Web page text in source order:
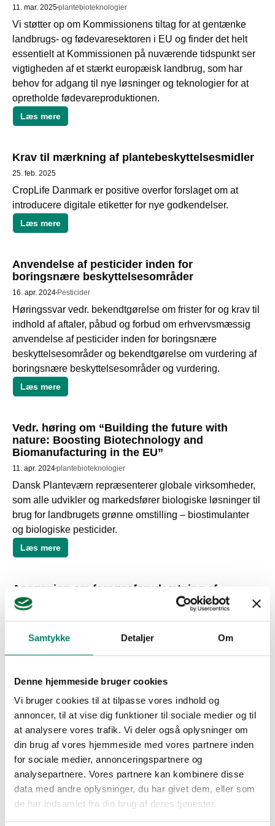
Samtykke Detaljer Om
Denne hjemmeside bruger cookies
Vi bruger cookies til at tilpasse vores indhold og
annoncer, til at vise dig funktioner til sociale medier og til
at analysere vores trafik. Vi deler også oplysninger om
din brug af vores hjemmeside med vores partnere inden
for sociale medier, annonceringspartnere og
analysepartnere. Vores partnere kan kombinere disse
data med andre oplysninger, du har givet dem, eller som
de har indsamlet fra din brug af deres tjenester.
11. mar. 2025plantebioteknologier
Vi støtter op om Kommissionens tiltag for at gentænke
landbrugs- og fødevaresektoren i EU og finder det helt
essentielt at Kommissionen på nuværende tidspunkt ser
vigtigheden af et stærkt europæisk landbrug, som har
behov for adgang til nye løsninger og teknologier for at
opretholde fødevareproduktionen.
Læs mere
Krav til mærkning af plantebeskyttelsesmidler
25. feb. 2025
CropLife Danmark er positive overfor forslaget om at
introducere digitale etiketter for nye godkendelser.
Læs mere
Anvendelse af pesticider inden for
boringsnære beskyttelsesområder
16. apr. 2024 Pesticider
Høringssvar vedr. bekendtgørelse om frister for og krav til
indhold af aftaler, påbud og forbud om erhvervsmæssig
anvendelse af pesticider inden for boringsnære
beskyttelsesområder og bekendtgørelse om vurdering af
boringsnære beskyttelsesområder og vurdering.
Læs mere
Vedr. høring om “Building the future with
nature: Boosting Biotechnology and
Biomanufacturing in the EU”
11. apr. 2024plantebioteknologier
Dansk Planteværn repræsenterer globale virksomheder,
som alle udvikler og markedsfører biologiske løsninger til
brug for landbrugets grønne omstilling – biostimulanter
og biologiske pesticider.
Læs mere
Ansøgning om forsøgsforudsætning af
genetisk modificeret kartoffel med forbedret
modstand mod kartoffelskimmel
Høringssvar vedr. høring om ansøgning om
Ændring af miljøbeskyttelsesloven og
vandforsyningsloven
18. dec. 2023 VandGrundvandDrikkevand
Vi finder overordnet at den nationale
godkendelsesordning bidrager til at sikre, at godkendte
plantebeskyttelsesmidler til anvendelse i Danmark ikke